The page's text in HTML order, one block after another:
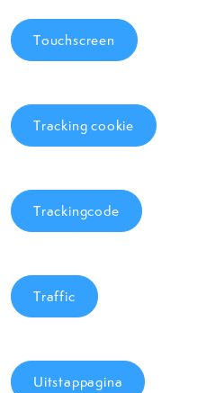
Touchscreen
Tracking cookie
Trackingcode
Traffic
Uitstappagina